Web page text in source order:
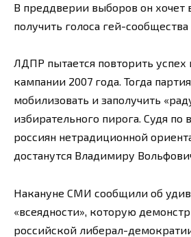
В преддверии выборов он хочет
получить голоса гей-
ЛДПР пытается повторить успех
кампании 2007 года. Тогда
мобилизовать и заполучить
избирательного пирога. Судя по
россиян нетрадиционной
достанутся Владимиру
Накануне СМИ сообщили об
«всеядности», которую
российской либерал-